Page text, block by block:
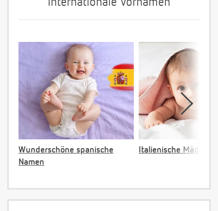
Internationale Vornamen
Wunderschöne spanische
Namen
Italienische